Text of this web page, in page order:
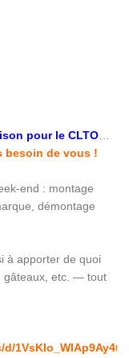
pour le CLTO
besoin de vous !
end : montage
démontage
à apporter de quoi
gâteaux, etc. — tout